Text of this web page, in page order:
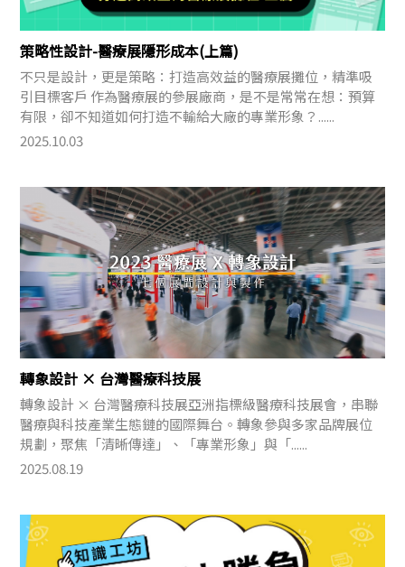
策略性設計-醫療展隱形成本(上篇)
不只是設計，更是策略：打造高效益的醫療展攤位，精準吸
引目標客戶 作為醫療展的參展廠商，是不是常常在想：預算
有限，卻不知道如何打造不輸給大廠的專業形象？......
2025.10.03
轉象設計 × 台灣醫療科技展
轉象設計 × 台灣醫療科技展亞洲指標級醫療科技展會，串聯
醫療與科技產業生態鏈的國際舞台。轉象參與多家品牌展位
規劃，聚焦「清晰傳達」、「專業形象」與「......
2025.08.19